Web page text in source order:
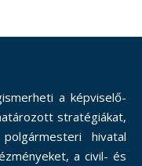
a képviselő-
stratégiákat,
hivatal
a civil- és